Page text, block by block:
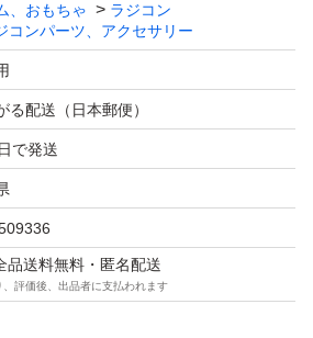
、おもちゃ
ラジコン
コンパーツ、アクセサリー
る配送（日本郵便）
で発送
品送料無料・匿名配送
評価後、出品者に支払われます